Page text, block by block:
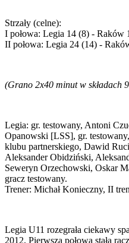
Strzały (celne):
I połowa: Legia 14 (8) - Raków
II połowa: Legia 24 (14) -
(Grano 2x40 minut w składach
Legia: gr. testowany, Antoni
Opanowski [LSS], gr.
klubu partnerskiego, Dawid
Aleksander Obidziński,
Seweryn Orzechowski, Oskar
gracz testowany.
Trener: Michał Konieczny, II
Legia U11 rozegrała ciekawy
2012. Pierwsza połowa stała